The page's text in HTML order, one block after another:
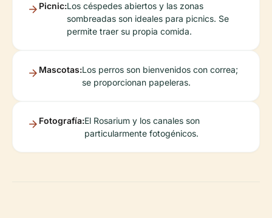
Picnic:Los céspedes abiertos y las zonas
sombreadas son ideales para picnics. Se
permite traer su propia comida.
Mascotas:Los perros son bienvenidos con correa;
se proporcionan papeleras.
Fotografía:El Rosarium y los canales son
particularmente fotogénicos.